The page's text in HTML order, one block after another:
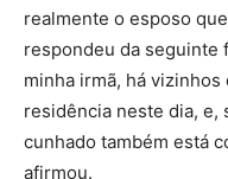
realmente o esposo
respondeu da seguinte
minha irmã, há
residência neste dia, e,
cunhado também está
afirmou.